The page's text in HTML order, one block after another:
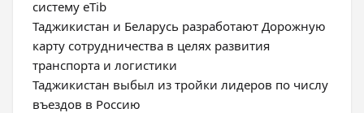
систему eTib
Таджикистан и Беларусь разработают Дорожную
карту сотрудничества в целях развития
транспорта и логистики
Таджикистан выбыл из тройки лидеров по числу
въездов в Россию